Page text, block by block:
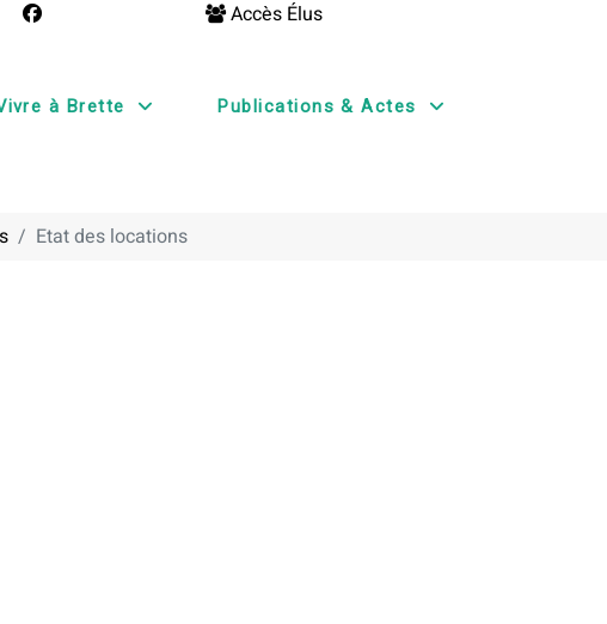
Accès Élus
à Brette Publications & Actes
Etat des locations